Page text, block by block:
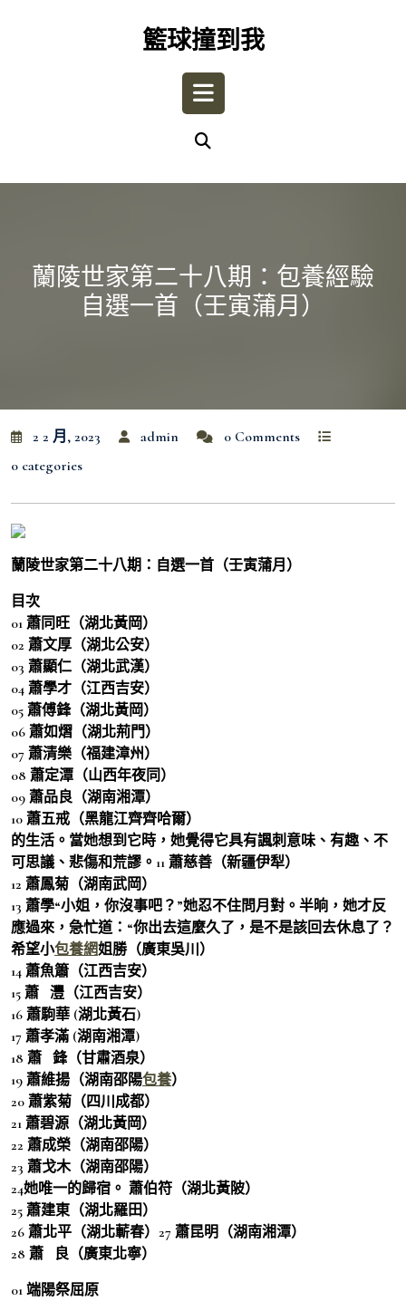
籃球撞到我
Open
蘭陵世家第二十八期：包養經驗
自選一首（壬寅蒲月）
2 2 月, 2023 admin
0 Comments
0 categories
蘭陵世家第二十八期：自選一首（壬寅蒲月）
目次
01 蕭同旺（湖北黃岡）
02 蕭文厚（湖北公安）
03 蕭顯仁（湖北武漢）
04 蕭學才（江西吉安）
05 蕭傅鋒（湖北黃岡）
06 蕭如熠（湖北荊門）
07 蕭清樂（福建漳州）
08 蕭定潭（山西年夜同）
09 蕭品良（湖南湘潭）
10 蕭五戒（黑龍江齊齊哈爾）
的生活。當她想到它時，她覺得它具有諷刺意味、有趣、不
可思議、悲傷和荒謬。11 蕭慈善（新疆伊犁）
12 蕭鳳菊（湖南武岡）
13 蕭學“小姐，你沒事吧？”她忍不住問月對。半晌，她才反
應過來，急忙道：“你出去這麼久了，是不是該回去休息了？
希望小包養網姐勝（廣東吳川）
14 蕭魚簫（江西吉安）
15 蕭 灃（江西吉安）
16 蕭駒華 (湖北黃石)
17 蕭孝滿 (湖南湘潭)
18 蕭 鋒（甘肅酒泉）
19 蕭維揚（湖南邵陽包養）
20 蕭紫菊（四川成都）
21 蕭碧源（湖北黃岡）
22 蕭成榮（湖南邵陽）
23 蕭戈木（湖南邵陽）
24她唯一的歸宿。 蕭伯符（湖北黃陂）
25 蕭建東（湖北羅田）
26 蕭北平（湖北蘄春）27 蕭昆明（湖南湘潭）
28 蕭 良（廣東北寧）
01 端陽祭屈原